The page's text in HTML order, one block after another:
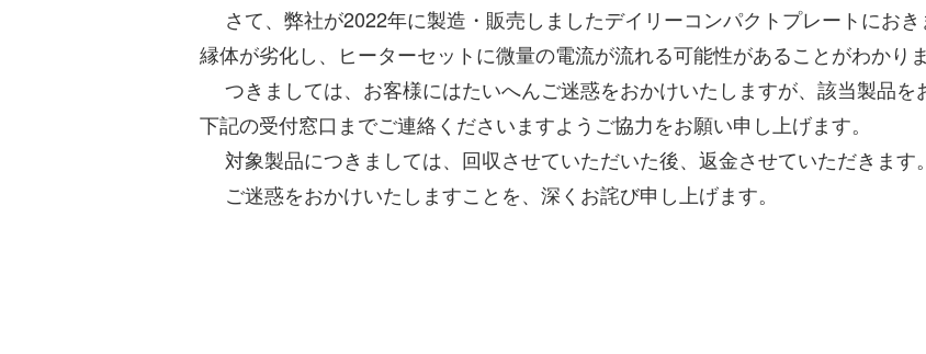
さて、弊社が2022年に製造・販売しましたデイリーコンパクトプレートにお
縁体が劣化し、ヒーターセットに微量の電流が流れる可能性があることがわかりま
つきましては、お客様にはたいへんご迷惑をおかけいたしますが、該当製品を
下記の受付窓口までご連絡くださいますようご協力をお願い申し上げます。
対象製品につきましては、回収させていただいた後、返金させていただきます。
ご迷惑をおかけいたしますことを、深くお詫び申し上げます。
2022年11月
象印マホービン株